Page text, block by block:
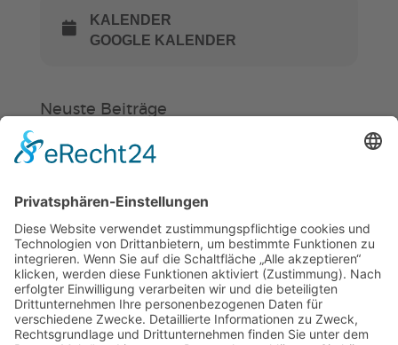
KALENDER
GOOGLE KALENDER
Neuste Beiträge
Verein
ab 13 Uhr geschlossen
„Am Ende bekommt jeder ein
Schwimmabzeichen“